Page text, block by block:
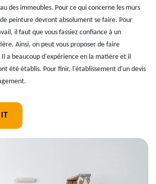
des immeubles. Pour ce qui concerne les murs
peinture devront absolument se faire. Pour
il faut que vous fassiez confiance à un
Ainsi, on peut vous proposer de faire
Il a beaucoup d'expérience en la matière et il
été établis. Pour finir, l'établissement d'un devis